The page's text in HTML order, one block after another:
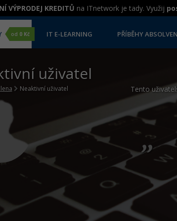
VÝPRODEJ KREDITŮ na ITnetwork je tady. Využij
od 0 Kč IT E-LEARNING PŘÍBĚHY
uživatel
Neaktivní uživatel Tento
„